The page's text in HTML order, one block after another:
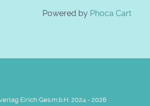
Powered by Phoca Cart
Eirich Ges.m.b.H. 2024 - 2026